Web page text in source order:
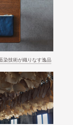
染技術が織りなす逸品